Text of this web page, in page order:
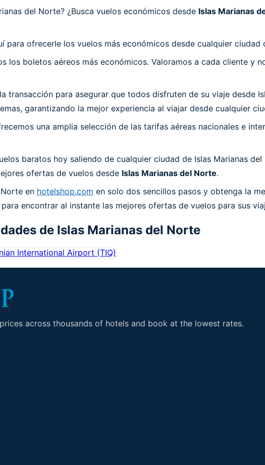
del Norte? ¿Busca vuelos económicos desde Islas Marianas
para ofrecerle los vuelos más económicos desde cualquier ciudad
los boletos aéreos más económicos. Valoramos a cada cliente y
transacción para asegurar que todos disfruten de su viaje desde
garantizando la mejor experiencia al viajar desde cualquier
una amplia selección de las tarifas aéreas nacionales e
baratos hoy saliendo de cualquier ciudad de Islas Marianas del
ofertas de vuelos desde Islas Marianas del Norte.
en hotelshop.com en solo dos sencillos pasos y obtenga la
encontrar al instante las mejores ofertas de vuelos para sus
de Islas Marianas del Norte
International Airport (TIQ)
across thousands of hotels and book at the lowest rates.